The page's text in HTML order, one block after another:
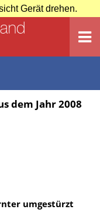
Gerät drehen.
dem Jahr 2008
umgestürzt